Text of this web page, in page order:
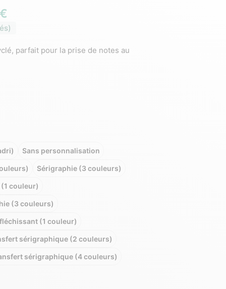
€
parfait pour la prise de notes au
Sans personnalisation
Sérigraphie (3 couleurs)
couleur)
(3 couleurs)
(1 couleur)
sérigraphique (2 couleurs)
sérigraphique (4 couleurs)